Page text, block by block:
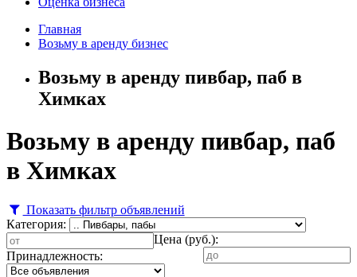
Главная
Возьму в аренду бизнес
Возьму в аренду пивбар, паб в
Химках
Возьму в аренду пивбар, паб
в Химках
Показать фильтр объявлений
Категория:
Цена (руб.):
Принадлежность: